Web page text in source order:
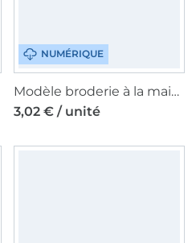
NUMÉRIQUE
Modèle broderie à la main pdf Fleur de tournesol Sew Simple
3,02 € / unité